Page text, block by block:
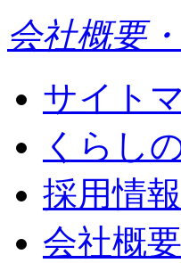
会社概要
サイト
くらし
採用情報
会社概要